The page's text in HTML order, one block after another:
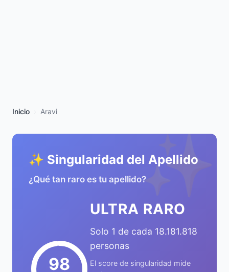
Inicio Aravi
✨
✨ Singularidad del Apellido
¿Qué tan raro es tu apellido?
98
ULTRA RARO
Solo 1 de cada 18.181.818
personas
El score de singularidad mide